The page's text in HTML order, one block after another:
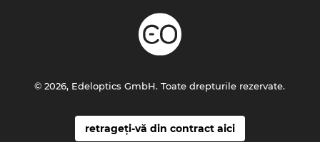
retrageți-vă din contract aici
© 2026, Edeloptics GmbH. Toate drepturile rezervate.